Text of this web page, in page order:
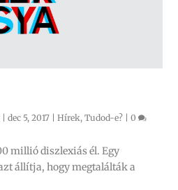
|dec 5, 2017 |Hírek,Tudod-e? |0
millió diszlexiás él. Egy
állítja, hogy megtalálták a